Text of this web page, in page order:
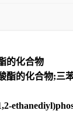
的化合物
的化合物;三